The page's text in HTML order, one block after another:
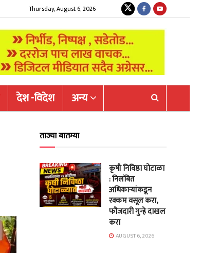
Thursday, August 6, 2026
देश -विदेश अन्य
ताज्या बातम्या
कृषी निविष्ठा घोटाळा
: निलंबित
अधिकाऱ्यांकडून
रक्कम वसूल करा,
फौजदारी गुन्हे दाखल
करा
AUGUST 6, 2026